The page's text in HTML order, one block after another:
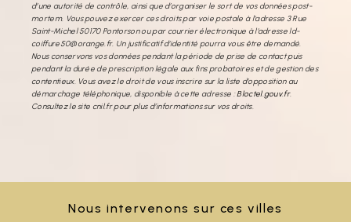
d’une autorité de contrôle, ainsi que d’organiser le sort de vos données post-
mortem. Vous pouvez exercer ces droits par voie postale à l'adresse 3 Rue
Saint-Michel 50170 Pontorson ou par courrier électronique à l'adresse ld-
coiffure50@orange.fr. Un justificatif d'identité pourra vous être demandé.
Nous conservons vos données pendant la période de prise de contact puis
pendant la durée de prescription légale aux fins probatoires et de gestion des
contentieux. Vous avez le droit de vous inscrire sur la liste d'opposition au
démarchage téléphonique, disponible à cette adresse :Bloctel.gouv.fr.
Consultez le site cnil.fr pour plus d’informations sur vos droits.
Nous intervenons sur ces villes